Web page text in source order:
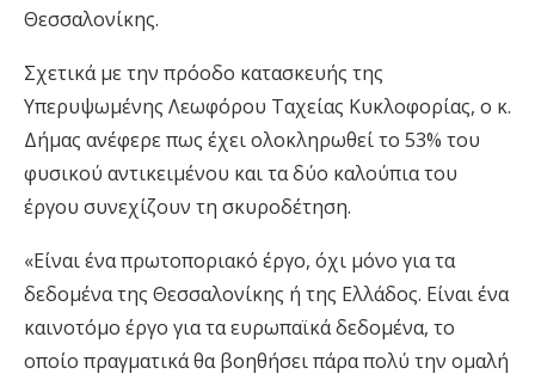
Θεσσαλονίκης.
Σχετικά με την πρόοδο κατασκευής της
Υπερυψωμένης Λεωφόρου Ταχείας Κυκλοφορίας, ο κ.
Δήμας ανέφερε πως έχει ολοκληρωθεί το 53% του
φυσικού αντικειμένου και τα δύο καλούπια του
έργου συνεχίζουν τη σκυροδέτηση.
«Είναι ένα πρωτοποριακό έργο, όχι μόνο για τα
δεδομένα της Θεσσαλονίκης ή της Ελλάδος. Είναι ένα
καινοτόμο έργο για τα ευρωπαϊκά δεδομένα, το
οποίο πραγματικά θα βοηθήσει πάρα πολύ την ομαλή